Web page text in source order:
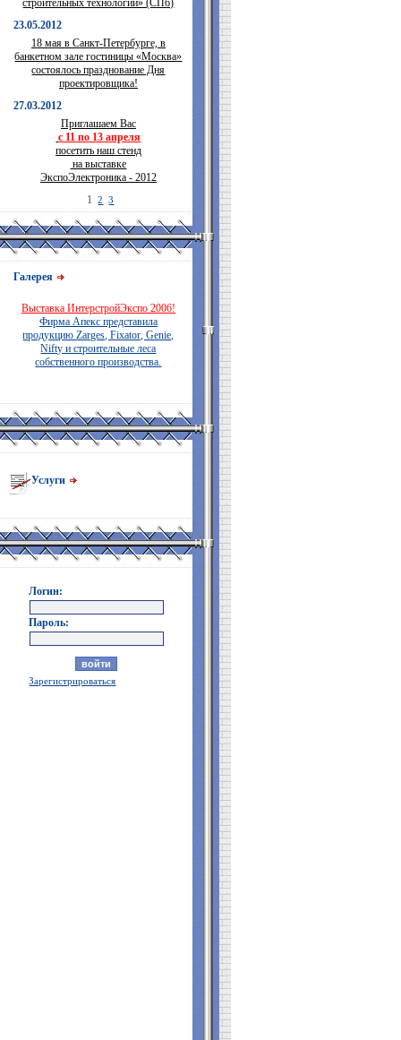
строительных технологий» (СПб)
23.05.2012
18 мая в Санкт-Петербурге, в
банкетном зале гостиницы «Москва»
состоялось празднование Дня
проектировщика!
27.03.2012
Приглашаем Вас
с 11 по 13 апреля
посетить наш стенд
на выставке
ЭкспоЭлектроника - 2012
1
2 3
Галерея
Выставка ИнтерстройЭкспо 2006!
Фирма Апекс представила
продукцию Zarges, Fixator, Genie,
Nifty и строительные леса
собственного производства.
Услуги
Логин:
Пароль:
Зарегистрироваться